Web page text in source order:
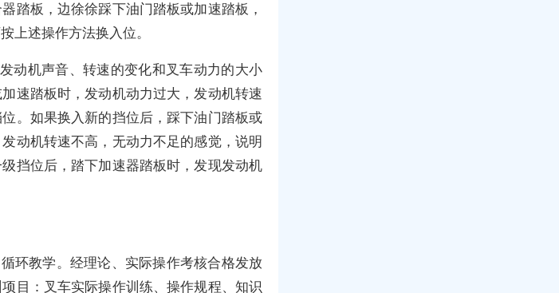
踏板，边徐徐踩下油门踏板或加速踏板，
上述操作方法换入位。
动机声音、转速的变化和叉车动力的大小
速踏板时，发动机动力过大，发动机转速
。如果换入新的挡位后，踩下油门踏板或
动机转速不高，无动力不足的感觉，说明
挡位后，踏下加速器踏板时，发现发动机
环教学。经理论、实际操作考核合格发放
目：叉车实际操作训练、操作规程、知识